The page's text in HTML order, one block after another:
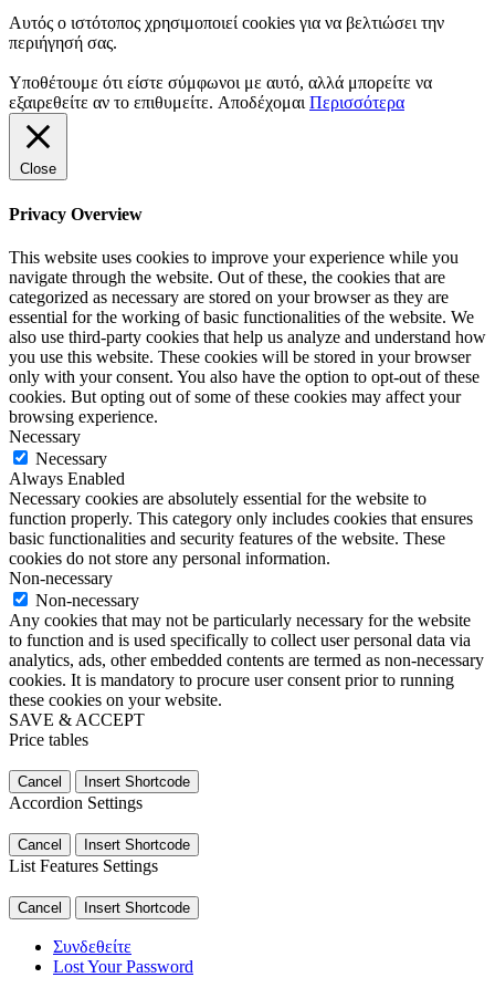
Αυτός ο ιστότοπος χρησιμοποιεί cookies για να βελτιώσει την
περιήγησή σας.
Υποθέτουμε ότι είστε σύμφωνοι με αυτό, αλλά μπορείτε να
εξαιρεθείτε αν το επιθυμείτε. Αποδέχομαι Περισσότερα
Close
Privacy Overview
This website uses cookies to improve your experience while you
navigate through the website. Out of these, the cookies that are
categorized as necessary are stored on your browser as they are
essential for the working of basic functionalities of the website. We
also use third-party cookies that help us analyze and understand how
you use this website. These cookies will be stored in your browser
only with your consent. You also have the option to opt-out of these
cookies. But opting out of some of these cookies may affect your
browsing experience.
Necessary
Necessary
Always Enabled
Necessary cookies are absolutely essential for the website to
function properly. This category only includes cookies that ensures
basic functionalities and security features of the website. These
cookies do not store any personal information.
Non-necessary
Non-necessary
Any cookies that may not be particularly necessary for the website
to function and is used specifically to collect user personal data via
analytics, ads, other embedded contents are termed as non-necessary
cookies. It is mandatory to procure user consent prior to running
these cookies on your website.
SAVE & ACCEPT
Price tables
Cancel Insert Shortcode
Accordion Settings
Cancel Insert Shortcode
List Features Settings
Cancel Insert Shortcode
Συνδεθείτε
Lost Your Password